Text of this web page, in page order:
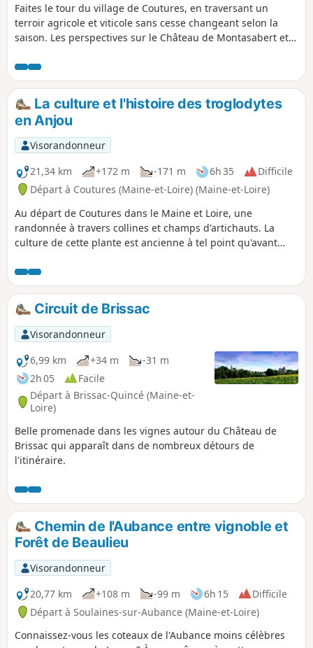
Faites le tour du village de Coutures, en traversant un
terroir agricole et viticole sans cesse changeant selon la
saison. Les perspectives sur le Château de Montasabert et
culture des artichauts, sont multiprésentes. Le parcours se
fait presque intégralement sur des chemins empierrés et
secs.La culture et l'histoire des troglodytes
en Anjou
Visorandonneur
21,34 km
+172 m -171 m 6h 35
Difficile
Départ à Coutures (Maine-et-Loire) (Maine-et-Loire)
Au départ de Coutures dans le Maine et Loire, une
randonnée à travers collines et champs d'artichauts. La
culture de cette plante est ancienne à tel point qu'avant
Saint-Mathurin pour approvisionner les marchés parisiens.
Maintenant, en septembre, la fête de artichaut de Coutures
rassemble de nombreux exposants depuis 53 ans. Ces
artichauts ne sont plus consommés, il sont utilisés pour la
fabrication de cosmétique. Au cours de la randonnée, vous
ne manquerez pas les nombreux troglodytes et vous ferez
une halte à l'Orbière pour visiter, si vous avez le temps,
l'Hélice Terrestre, œuvre de l'artiste angevin Jacques
Warminski d’origine polonaise. Tous les renseignements
utiles sont sur leur site
Circuit de Brissac
Visorandonneur
6,99 km
+34 m
-31 m
2h 05
Facile
Départ à Brissac-Quincé (Maine-et-
Loire)
Belle promenade dans les vignes autour du Château de
Brissac qui apparaît dans de nombreux détours de
l'itinéraire.
Chemin de l'Aubance entre vignoble et
Forêt de Beaulieu
Visorandonneur
20,77 km
+108 m -99 m 6h 15
Difficile
Départ à Soulaines-sur-Aubance (Maine-et-Loire)
Connaissez-vous les coteaux de l'Aubance moins célèbres